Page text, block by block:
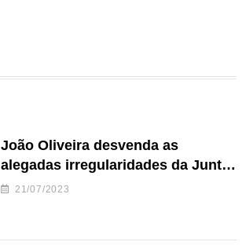
João Oliveira desvenda as
alegadas irregularidades da Junta
de Freguesia S. João de Ver
21/07/2023